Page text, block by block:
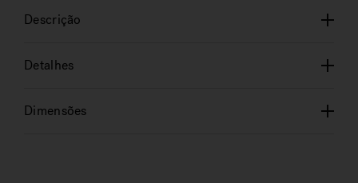
Descrição
Detalhes
Dimensões